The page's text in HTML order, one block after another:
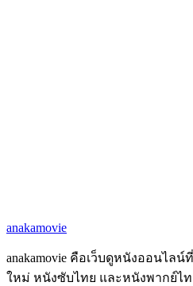
anakamovie
anakamovie คือเว็บดูหนังออนไล
ใหม่ หนังซับไทย และหนังพากย์ไ